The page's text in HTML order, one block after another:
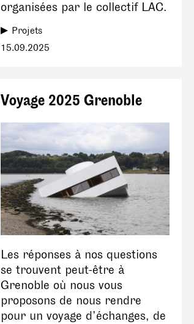
organisées par le collectif LAC.
Projets
15.09.2025
Voyage 2025 Grenoble
Les réponses à nos questions
se trouvent peut-être à
Grenoble où nous vous
proposons de nous rendre
pour un voyage d’échanges, de